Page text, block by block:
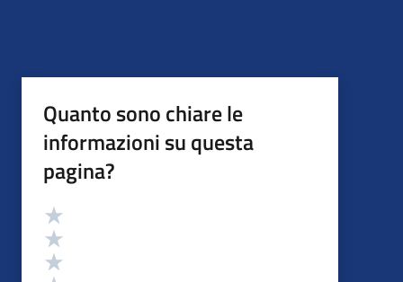
Quanto sono chiare le
informazioni su questa
pagina?
Valutazione